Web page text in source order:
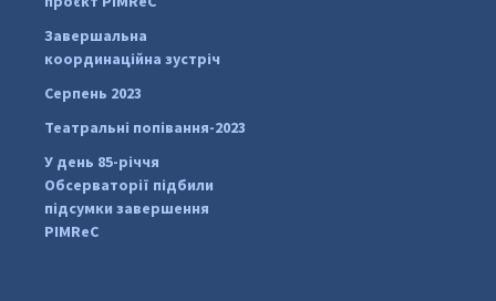
Завершальна
координаційна зустріч
Серпень 2023
Театральні попівання-2023
У день 85-річчя
Обсерваторії підбили
підсумки завершення
PIMReC